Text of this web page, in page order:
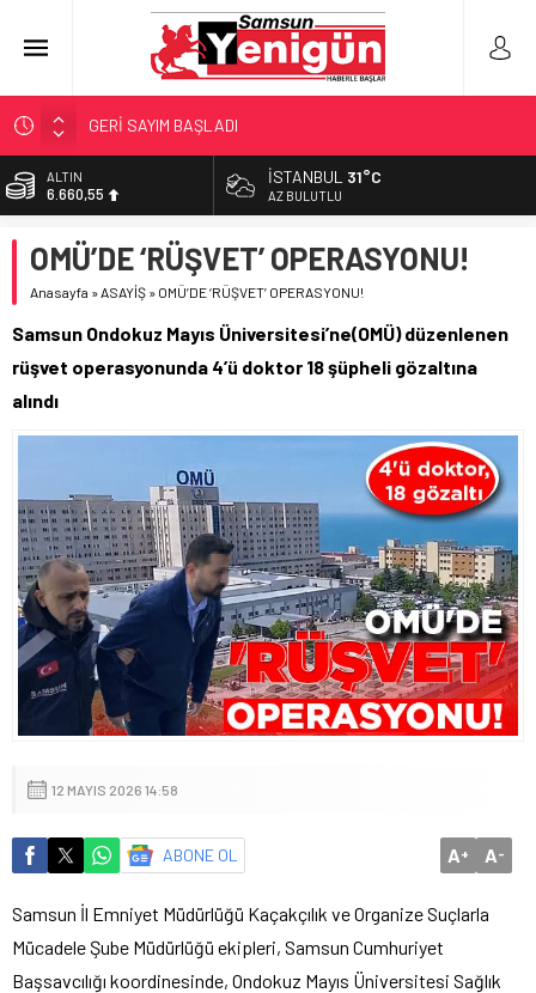
GERİ SAYIM BAŞLADI
SAMSUNSPOR’DA HEDEF 5’İNCİLİK!
‘BAFRA’YA YATIRIM YAPIN!’
YÖNETİCİ SEÇERKEN YAPILAN EN BÜYÜK HATALAR
ALTIN
6.660,55
13.779,39
DOLAR
55,1881
İSTANBUL 31°C
AZ BULUTLU
OMÜ’DE ‘RÜŞVET’ OPERASYONU!
Anasayfa »ASAYİŞ » OMÜ’DE ‘RÜŞVET’ OPERASYONU!
Samsun Ondokuz Mayıs Üniversitesi’ne(OMÜ) düzenlenen
rüşvet operasyonunda 4’ü doktor 18 şüpheli gözaltına
alındı
12 MAYIS 2026 14:58
ABONE OL A+ A-
Samsun İl Emniyet Müdürlüğü Kaçakçılık ve Organize Suçlarla
Mücadele Şube Müdürlüğü ekipleri, Samsun Cumhuriyet
Başsavcılığı koordinesinde, Ondokuz Mayıs Üniversitesi Sağlık